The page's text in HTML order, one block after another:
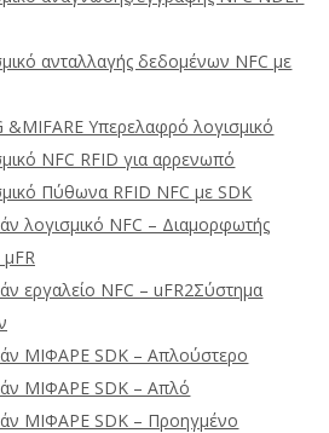
ανταλλαγής δεδομένων NFC με
&MIFARE Υπερελαφρό λογισμικό
NFC RFID για αρρενωπό
Πύθωνα RFID NFC με SDK
λογισμικό NFC – Διαμορφωτής
εργαλείο NFC – uFR2Σύστημα
ΜΙΦΑΡΕ SDK – Απλούστερο
ΜΙΦΑΡΕ SDK – Απλό
ΜΙΦΑΡΕ SDK – Προηγμένο